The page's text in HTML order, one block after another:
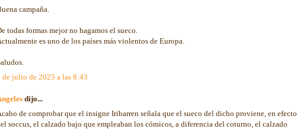
campaña.
todas formas mejor no hagamos el sueco.
es uno de los países más violentos de Europa.
de julio de 2025 a las 8:43
dijo...
de comprobar que el insigne Iribarren señala que el sueco del dicho proviene, en efecto,
soccus, el calzado bajo que empleaban los cómicos, a diferencia del coturno, el calzado